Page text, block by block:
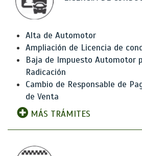
Alta de Automotor
Ampliación de Licencia de
Baja de Impuesto Automotor
Radicación
Cambio de Responsable de
de Venta
MÁS TRÁMITES